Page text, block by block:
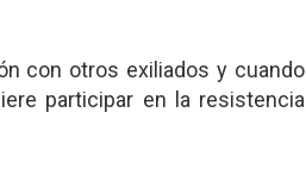
con otros exiliados y cuando
participar en la resistencia